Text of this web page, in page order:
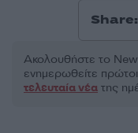
Share:
Ακολουθήστε το
ενημερωθείτε
τελευταία νέα της